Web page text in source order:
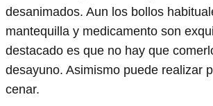
desanimados. Aun los bollos
mantequilla y medicamento son
destacado es que no hay que
desayuno. Asimismo puede realizar
cenar.